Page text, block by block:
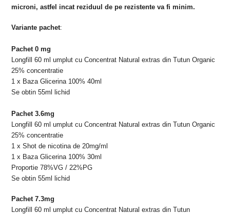
microni, astfel incat reziduul de pe rezistente va fi minim.
Variante pachet:
Pachet 0 mg
Longfill 60 ml umplut cu Concentrat Natural extras din Tutun Organic
25% concentratie
1 x Baza Glicerina 100% 40ml
Se obtin 55ml lichid
Pachet 3.6mg
Longfill 60 ml umplut cu Concentrat Natural extras din Tutun Organic
25% concentratie
1 x Shot de nicotina de 20mg/ml
1 x Baza Glicerina 100% 30ml
Proportie 78%VG / 22%PG
Se obtin 55ml lichid
Pachet 7.3mg
Longfill60 ml umplut cu Concentrat Natural extras din Tutun